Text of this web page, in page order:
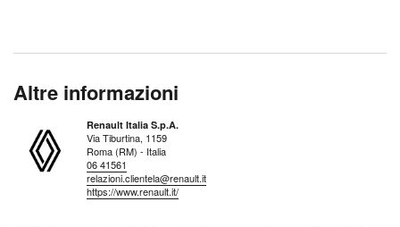
Altre informazioni
Renault Italia S.p.A.
Via Tiburtina, 1159
Roma (RM) - Italia
06 41561
relazioni.clientela@renault.it
https://www.renault.it/